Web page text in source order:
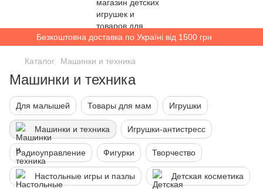
Безкоштовна доставка по Україні від 1500 грн
Каталог Машинки и техника
Машинки и техника
Для малышей Товары для мам Игрушки
Машинки и техника Игрушки-антистресс
Радиоуправление Фигурки Творчество
Настольные игры и пазлы Детская косметика